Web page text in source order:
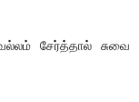
சேர்த்தால் சுவை